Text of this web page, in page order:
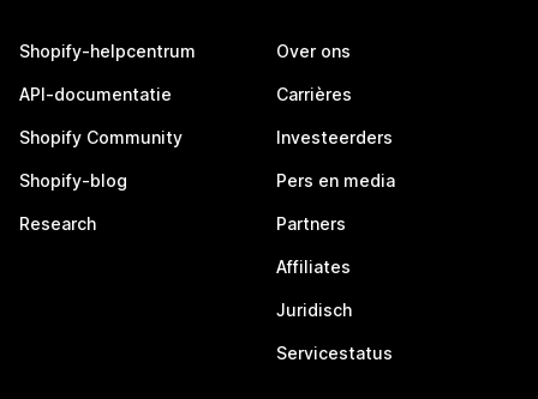
Shopify-helpcentrum
API-documentatie
Shopify Community
Shopify-blog
Research
Over ons
Carrières
Investeerders
Pers en media
Partners
Affiliates
Juridisch
Servicestatus